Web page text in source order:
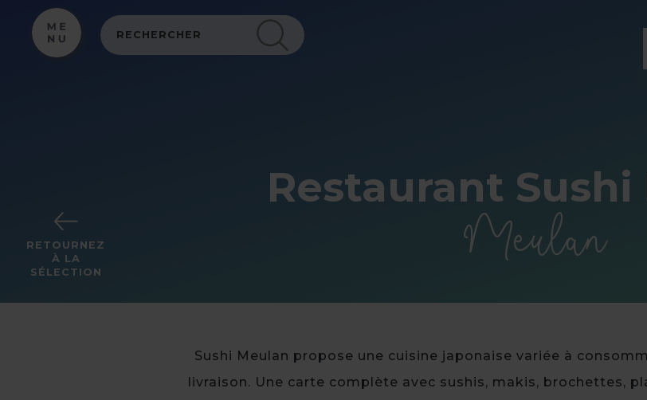
RETOURNEZ
À LA
SÉLECTION
Restaurant Sushi
Meulan
Sushi Meulan propose une cuisine japonaise variée à
livraison. Une carte complète avec sushis, makis, brochettes,
Panneau de gestion des cookies